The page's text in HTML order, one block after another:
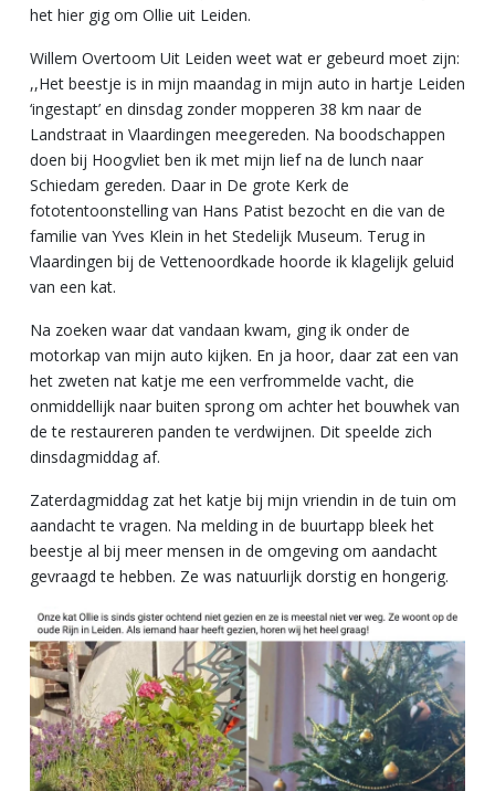
het hier gig om Ollie uit Leiden.
Willem Overtoom Uit Leiden weet wat er gebeurd moet zijn:
,,Het beestje is in mijn maandag in mijn auto in hartje Leiden
‘ingestapt’ en dinsdag zonder mopperen 38 km naar de
Landstraat in Vlaardingen meegereden. Na boodschappen
doen bij Hoogvliet ben ik met mijn lief na de lunch naar
Schiedam gereden. Daar in De grote Kerk de
fototentoonstelling van Hans Patist bezocht en die van de
familie van Yves Klein in het Stedelijk Museum. Terug in
Vlaardingen bij de Vettenoordkade hoorde ik klagelijk geluid
van een kat.
Na zoeken waar dat vandaan kwam, ging ik onder de
motorkap van mijn auto kijken. En ja hoor, daar zat een van
het zweten nat katje me een verfrommelde vacht, die
onmiddellijk naar buiten sprong om achter het bouwhek van
de te restaureren panden te verdwijnen. Dit speelde zich
dinsdagmiddag af.
Zaterdagmiddag zat het katje bij mijn vriendin in de tuin om
aandacht te vragen. Na melding in de buurtapp bleek het
beestje al bij meer mensen in de omgeving om aandacht
gevraagd te hebben. Ze was natuurlijk dorstig en hongerig.